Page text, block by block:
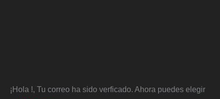
¡Hola !, Tu correo ha sido verficado. Ahora puedes elegir